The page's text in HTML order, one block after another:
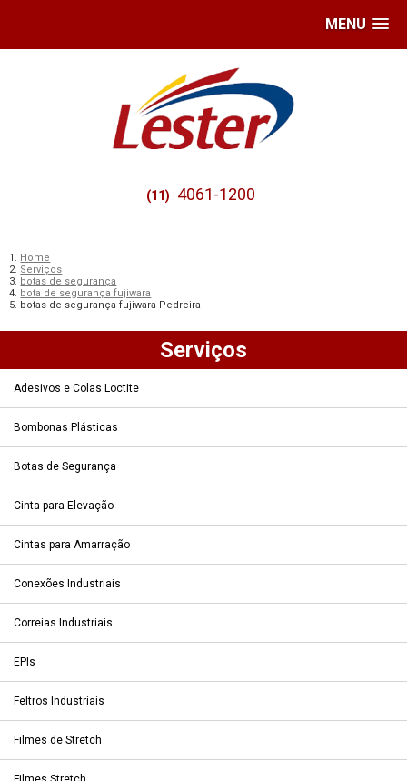
MENU
(11) 4061-1200
Home
Serviços
botas de segurança
bota de segurança fujiwara
botas de segurança fujiwara Pedreira
Serviços
Adesivos e Colas Loctite
Bombonas Plásticas
Botas de Segurança
Cinta para Elevação
Cintas para Amarração
Conexões Industriais
Correias Industriais
EPIs
Feltros Industriais
Filmes de Stretch